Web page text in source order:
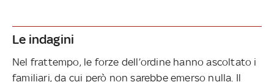
Le indagini
Nel frattempo, le forze dell’ordine hanno ascoltato i
familiari, da cui però non sarebbe emerso nulla. Il